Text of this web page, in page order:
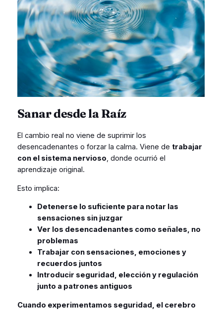
Sanar desde la Raíz
El cambio real no viene de suprimir los
desencadenantes o forzar la calma. Viene de trabajar
con el sistema nervioso, donde ocurrió el
aprendizaje original.
Esto implica:
Detenerse lo suficiente para notar las
sensaciones sin juzgar
Ver los desencadenantes como señales, no
problemas
Trabajar con sensaciones, emociones y
recuerdos juntos
Introducir seguridad, elección y regulación
junto a patrones antiguos
Cuando experimentamos seguridad, el cerebro